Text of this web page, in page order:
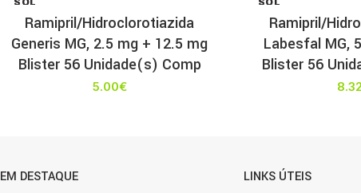
T
Ramipril/Hidroclorotiazida
Generis MG, 2.5 mg + 12.5 mg
Blister 56 Unidade(s) Comp
5.00€
T
Ramipril/
Labesfal MG,
Blister 56
8.32
EM DESTAQUE LINKS ÚTEIS